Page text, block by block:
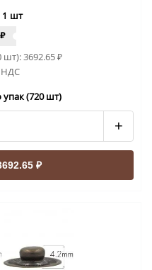
1 шт
₽
шт):3692.65₽
НДС
(720 шт)
+
₽